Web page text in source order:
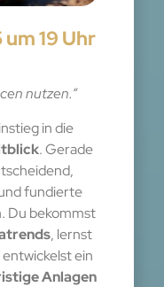
19 Uhr
nutzen.“
in die
. Gerade
fundierte
Du bekommst
, lernst
ein
Anlagen